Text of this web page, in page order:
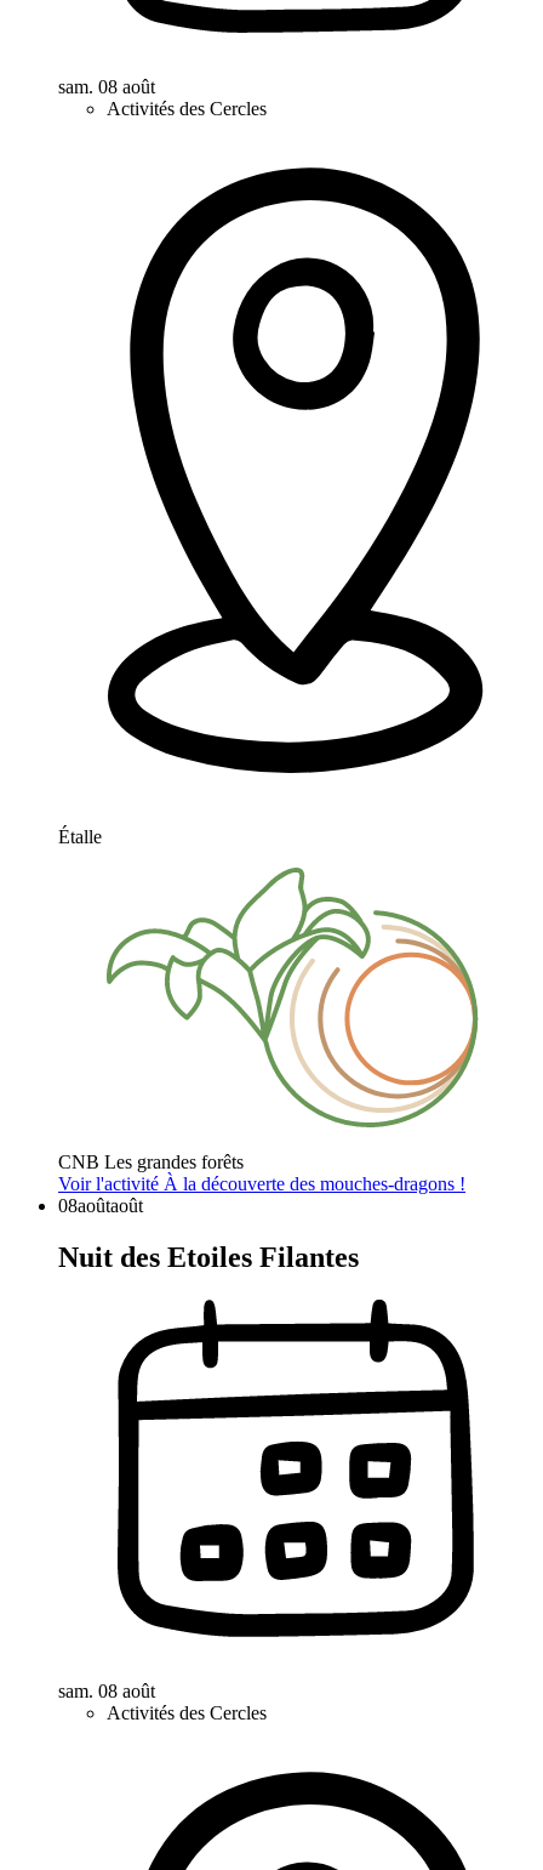
sam. 08 août
Activités des Cercles
Étalle
CNB Les grandes forêts
Voir l'activité À la découverte des mouches-dragons !
08aoûtaoût
Nuit des Etoiles Filantes
sam. 08 août
Activités des Cercles